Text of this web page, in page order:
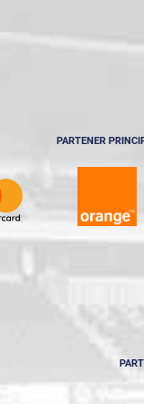
PARTENER